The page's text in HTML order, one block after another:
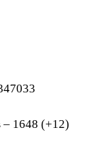
‒ 1648 (+12)